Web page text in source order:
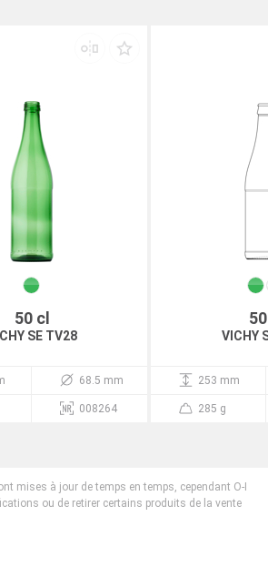
50 cl
SE TV28
68.5 mm
008264
VICHY
253 mm
285 g
mises à jour de temps en temps, cependant O-I
ou de retirer certains produits de la vente